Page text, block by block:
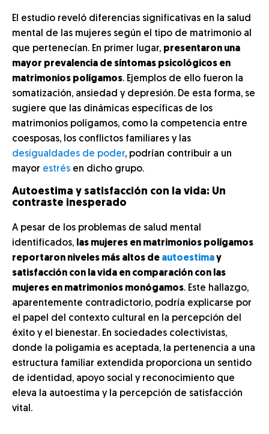
El estudio reveló diferencias significativas en la salud
mental de las mujeres según el tipo de matrimonio al
que pertenecían. En primer lugar, presentaron una
mayor prevalencia de síntomas psicológicos en
matrimonios polígamos. Ejemplos de ello fueron la
somatización, ansiedad y depresión. De esta forma, se
sugiere que las dinámicas específicas de los
matrimonios polígamos, como la competencia entre
coesposas, los conflictos familiares y las
desigualdades de poder, podrían contribuir a un
mayor estrés en dicho grupo.
Autoestima y satisfacción con la vida: Un
contraste inesperado
A pesar de los problemas de salud mental
identificados, las mujeres en matrimonios polígamos
reportaron niveles más altos de autoestimay
satisfacción con la vida en comparación con las
mujeres en matrimonios monógamos. Este hallazgo,
aparentemente contradictorio, podría explicarse por
el papel del contexto cultural en la percepción del
éxito y el bienestar. En sociedades colectivistas,
donde la poligamia es aceptada, la pertenencia a una
estructura familiar extendida proporciona un sentido
de identidad, apoyo social y reconocimiento que
eleva la autoestima y la percepción de satisfacción
vital.